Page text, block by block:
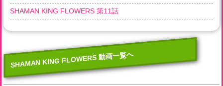
SHAMAN KING FLOWERS 第11話
SHAMAN KING FLOWERS 動画一覧へ